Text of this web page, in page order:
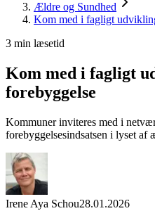
Ældre og Sundhed
Kom med i fagligt
3 min læsetid
Kom med i fagligt
forebyggelse
Kommuner inviteres med i
forebyggelsesindsatsen i lyset af
Irene Aya Schou28.01.2026